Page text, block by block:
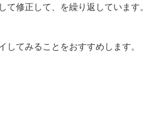
修正して、を繰り返しています。
てみることをおすすめします。